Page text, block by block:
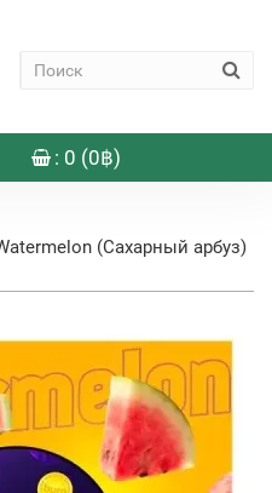
: 0 (0฿)
(Сахарный арбуз)